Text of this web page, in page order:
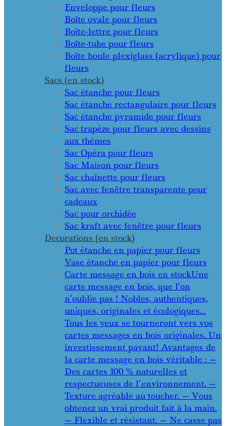
Enveloppe pour fleurs
Boîte ovale pour fleurs
Boîte-lettre pour fleurs
Boîte-tube pour fleurs
Boîte boule plexiglass (acrylique) pour
fleurs
Sacs (en stock)
Sac étanche pour fleurs
Sac étanche rectangulaire pour fleurs
Sac étanche pyramide pour fleurs
Sac trapèze pour fleurs avec dessins
aux thèmes
Sac Opéra pour fleurs
Sac Maison pour fleurs
Sac chaînette pour fleurs
Sac avec fenêtre transparente pour
cadeaux
Sac pour orchidée
Sac kraft avec fenêtre pour fleurs
Decorations (en stock)
Pot étanche en papier pour fleurs
Vase étanche en papier pour fleurs
Carte message en bois en stockUne
carte message en bois, que l’on
n’oublie pas ! Nobles, authentiques,
uniques, originales et écologiques…
Tous les yeux se tourneront vers vos
cartes messages en bois originales. Un
investissement payant! Avantages de
la carte message en bois véritable : —
Des cartes 100 % naturelles et
respectueuses de l’environnement. —
Texture agréable au toucher. — Vous
obtenez un vrai produit fait à la main.
— Flexible et résistant. — Ne casse pas